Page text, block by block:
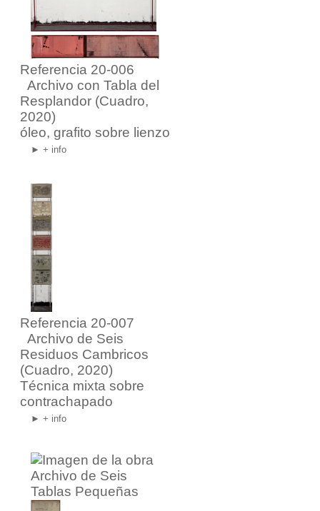
Referencia 20-006
Archivo con Tabla del
Resplandor (Cuadro,
2020)
óleo, grafito sobre lienzo
► + info
Referencia 20-007
Archivo de Seis
Residuos Cambricos
(Cuadro, 2020)
Técnica mixta sobre
contrachapado
► + info